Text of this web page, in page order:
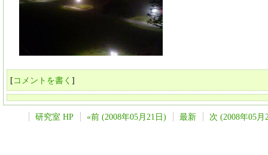
[コメントを書く ]
研究室 HP «前 (2008年05月21日) 最新 次 (2008年05月